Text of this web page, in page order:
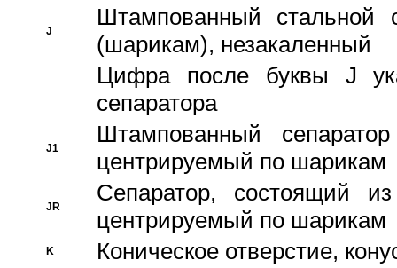
J
Штампованный стальной
(шарикам), незакаленный
Цифра после буквы J
сепаратора
J1
Штампованный
центрируемый по шарикам
JR
Сепаратор, состоящий
центрируемый по шарикам
K Коническое отверстие,